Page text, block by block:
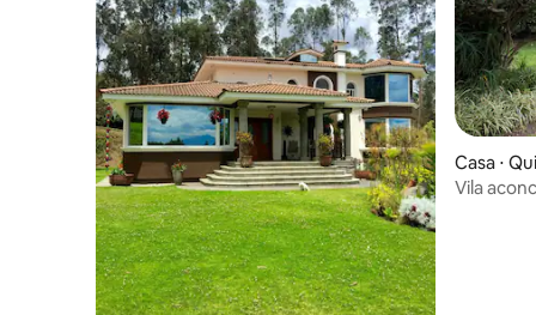
Casa ⋅
Vila